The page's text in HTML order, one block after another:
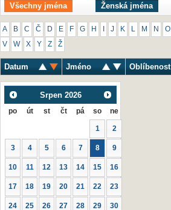
Všechny jména Ženská jména
A B C Č D E F G H J K M N O
V W X Y Z Ž
Datum Jméno Oblíbenost
Srpen 2026
po út st čt pá so ne
1 2
3 4 5 6 7 8 9
10 11 12 13 14 15 16
17 18 19 20 21 22 23
24 25 26 27 28 29 30